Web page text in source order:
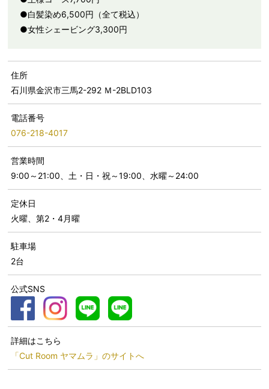
●白髪染め6,500円（全て税込）
●女性シェービング3,300円
住所
石川県金沢市三馬2-292 Ｍ-2BLD103
電話番号
076-218-4017
営業時間
9:00～21:00、土・日・祝～19:00、水曜～24:00
定休日
火曜、第2・4月曜
駐車場
2台
公式SNS
詳細はこちら
「Cut Room ヤマムラ」のサイトへ